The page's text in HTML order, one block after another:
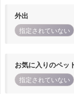
外出
指定されていない
お気に入りのペッ
指定されていない